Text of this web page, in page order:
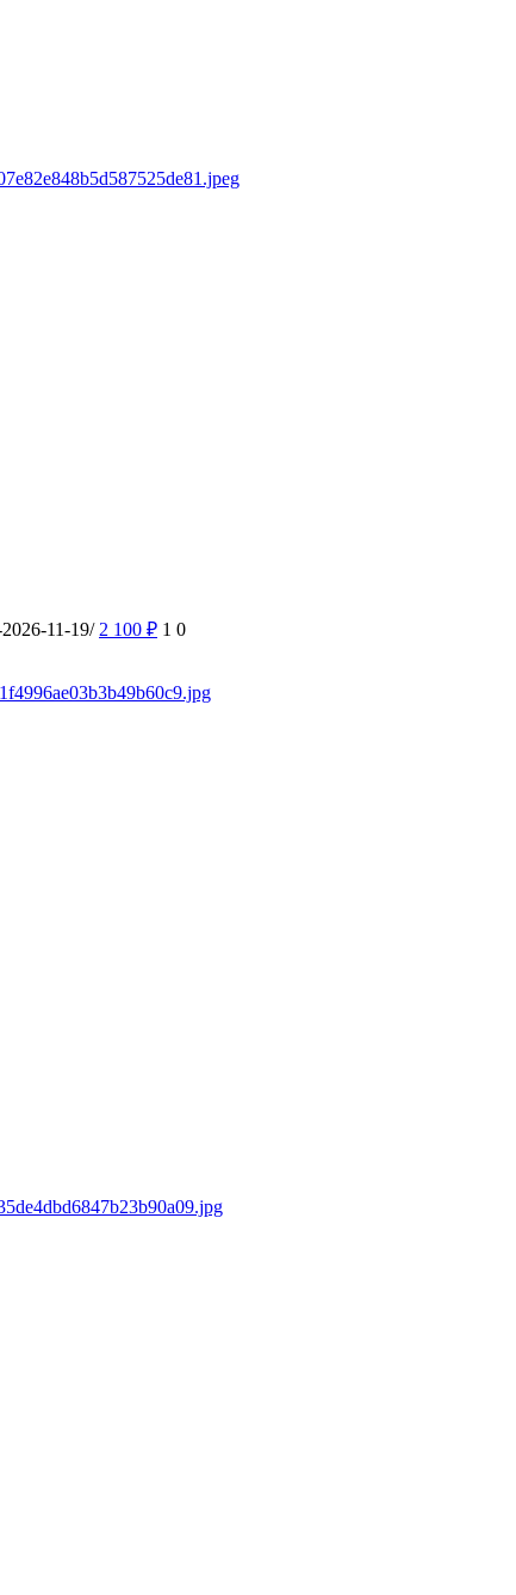
11-19/ 2 100 ₽ 1 0